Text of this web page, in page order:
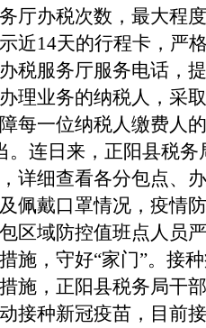
厅办税次数，最大程
近14天的行程卡，严
税服务厅服务电话，
理业务的纳税人，采
每一位纳税人缴费人
。连日来，正阳县税务
详细查看各分包点、
佩戴口罩情况，疫情
区域防控值班点人员
施，守好“家门”。接
施，正阳县税务局干
接种新冠疫苗，目前